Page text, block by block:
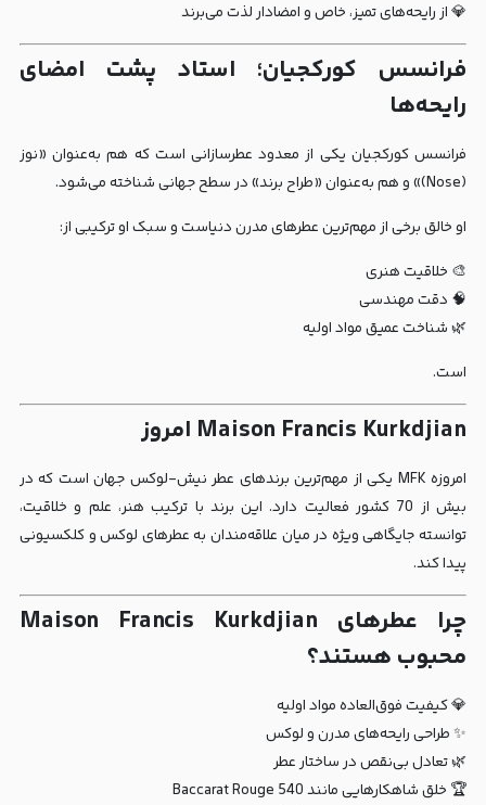
💎 از رایحه‌های تمیز، خاص و امضادار لذت می‌برند
فرانسس کورکجیان؛ استاد پشت امضای
رایحه‌ها
فرانسس کورکجیان یکی از معدود عطرسازانی است که هم به‌عنوان «نوز
(Nose)» و هم به‌عنوان «طراح برند» در سطح جهانی شناخته می‌شود.
او خالق برخی از مهم‌ترین عطرهای مدرن دنیاست و سبک او ترکیبی از:
🎨 خلاقیت هنری
🧠 دقت مهندسی
🌿 شناخت عمیق مواد اولیه
است.
Maison Francis Kurkdjian امروز
امروزه MFK یکی از مهم‌ترین برندهای عطر نیش-لوکس جهان است که در
بیش از 70 کشور فعالیت دارد. این برند با ترکیب هنر، علم و خلاقیت،
توانسته جایگاهی ویژه در میان علاقه‌مندان به عطرهای لوکس و کلکسیونی
پیدا کند.
چرا عطرهای Maison Francis Kurkdjian
محبوب هستند؟
💎 کیفیت فوق‌العاده مواد اولیه
✨ طراحی رایحه‌های مدرن و لوکس
🌿 تعادل بی‌نقص در ساختار عطر
🏆 خلق شاهکارهایی مانند Baccarat Rouge 540